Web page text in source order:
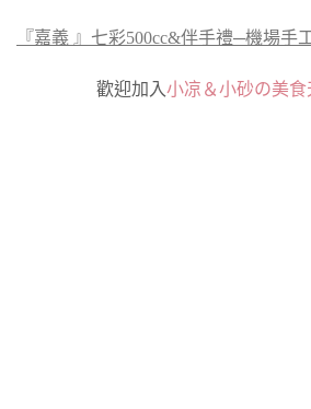
『嘉義 』七彩500cc&伴手禮─機場手
歡迎加入小凉＆小砂の美食